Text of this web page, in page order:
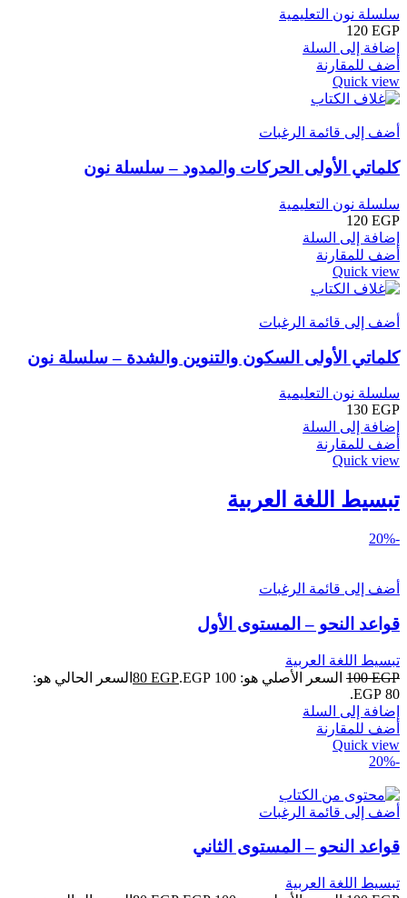
سلسلة نون التعليمية
120 EGP
إضافة إلى السلة
أضف للمقارنة
Quick view
أضف إلى قائمة الرغبات
كلماتي الأولى الحركات والمدود – سلسلة نون
سلسلة نون التعليمية
120 EGP
إضافة إلى السلة
أضف للمقارنة
Quick view
أضف إلى قائمة الرغبات
كلماتي الأولى السكون والتنوين والشدة – سلسلة نون
سلسلة نون التعليمية
130 EGP
إضافة إلى السلة
أضف للمقارنة
Quick view
تبسيط اللغة العربية
-20%
أضف إلى قائمة الرغبات
قواعد النحو – المستوى الأول
تبسيط اللغة العربية
100EGP السعر الأصلي هو: 100 EGP. 80 EGP
السعر الحالي هو:
80 EGP.
إضافة إلى السلة
أضف للمقارنة
Quick view
-20%
أضف إلى قائمة الرغبات
قواعد النحو – المستوى الثاني
تبسيط اللغة العربية